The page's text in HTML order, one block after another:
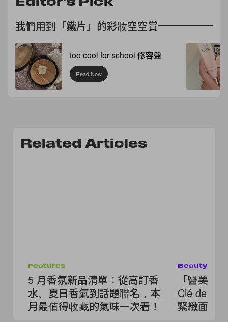
我們用到「鐵片」的彩妝空空賞
too cool for school 修容盤
Read Now
Related Articles
Features
5 月香氛新品清單：從高訂香
水、夏日香氣到話題聯名，本
月最值得收藏的氣味一次看！
Beauty
「醫美級
Clé de
緊緻面霜